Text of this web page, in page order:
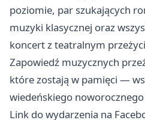
poziomie, par szukających
muzyki klasycznej oraz
koncert z teatralnym
Zapowiedź muzycznych
które zostają w pamięci —
wiedeńskiego
Link do wydarzenia na